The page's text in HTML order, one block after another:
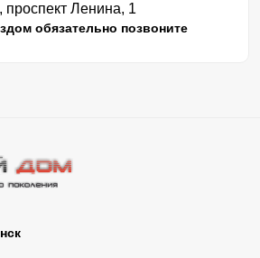
проспект Ленина, 1
обязательно позвоните